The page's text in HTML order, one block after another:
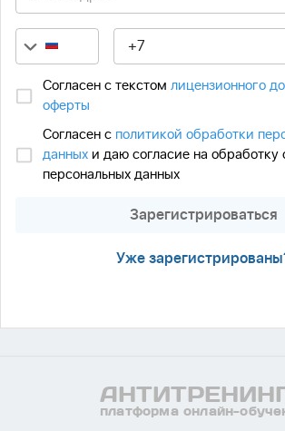
Согласен с текстом лицензионного
оферты
Согласен с политикой обработки
данных и даю согласие на обработку
персональных данных
Зарегистрироваться
Уже
АНТИ
платформа онлайн-